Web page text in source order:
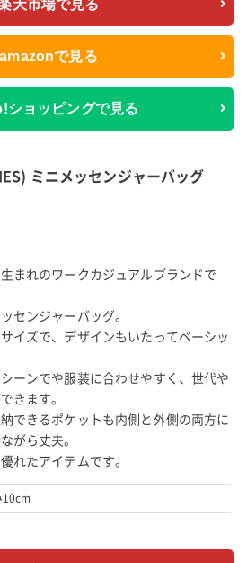
発のバッグブランド、ミッションワー
ーバッグです。
材がMADE IN USAというこだわりの
耐久性から長く愛用できる商品です。
も耐えられる仕様。
ショッピングで見る